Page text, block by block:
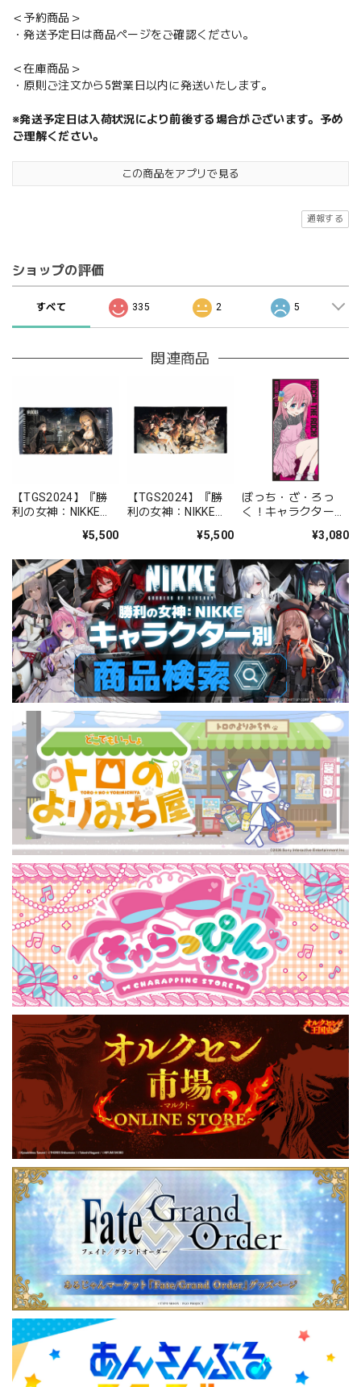
＜予約商品＞
・発送予定日は商品ページをご確認ください。
＜在庫商品＞
・原則ご注文から5営業日以内に発送いたします。
※発送予定日は入荷状況により前後する場合がございます。予め
ご理解ください。
この商品をアプリで見る
通報する
ショップの評価
すべて 335 2 5
関連商品
【TGS2024】『勝
利の女神：NIKKE』
ル Happy New Year
¥5,500
【TGS2024】『勝
利の女神：NIKKE』
ル チャプター25・
¥5,500
ぼっち・ざ・ろっ
く！キャラクター大
とり］【描き下ろ
¥3,080